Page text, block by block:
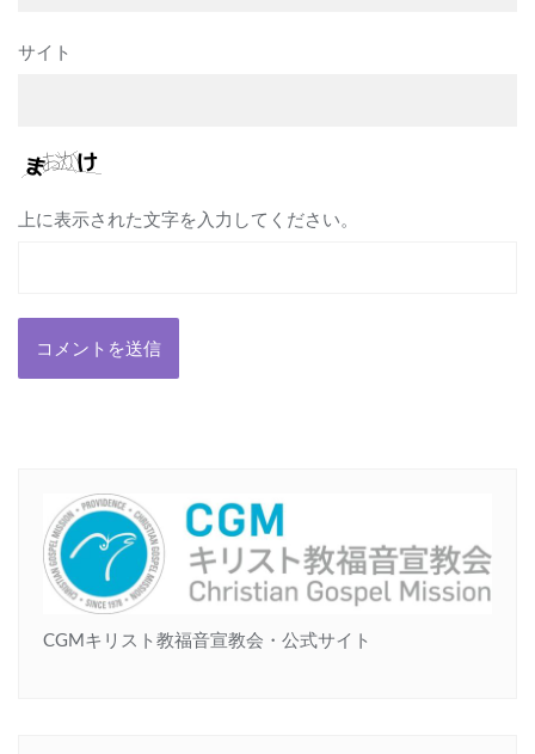
サイト
上に表示された文字を入力してください。
CGMキリスト教福音宣教会・公式サイト